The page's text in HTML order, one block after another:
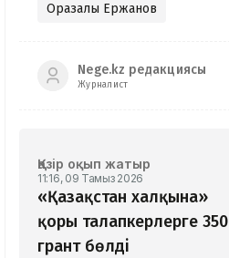
Оразалы Ержанов
Nege.kz редакциясы
Журналист
Қазір оқып жатыр
11:16, 09 Тамыз 2026
«Қазақстан халқына»
қоры талапкерлерге 350
грант бөлді